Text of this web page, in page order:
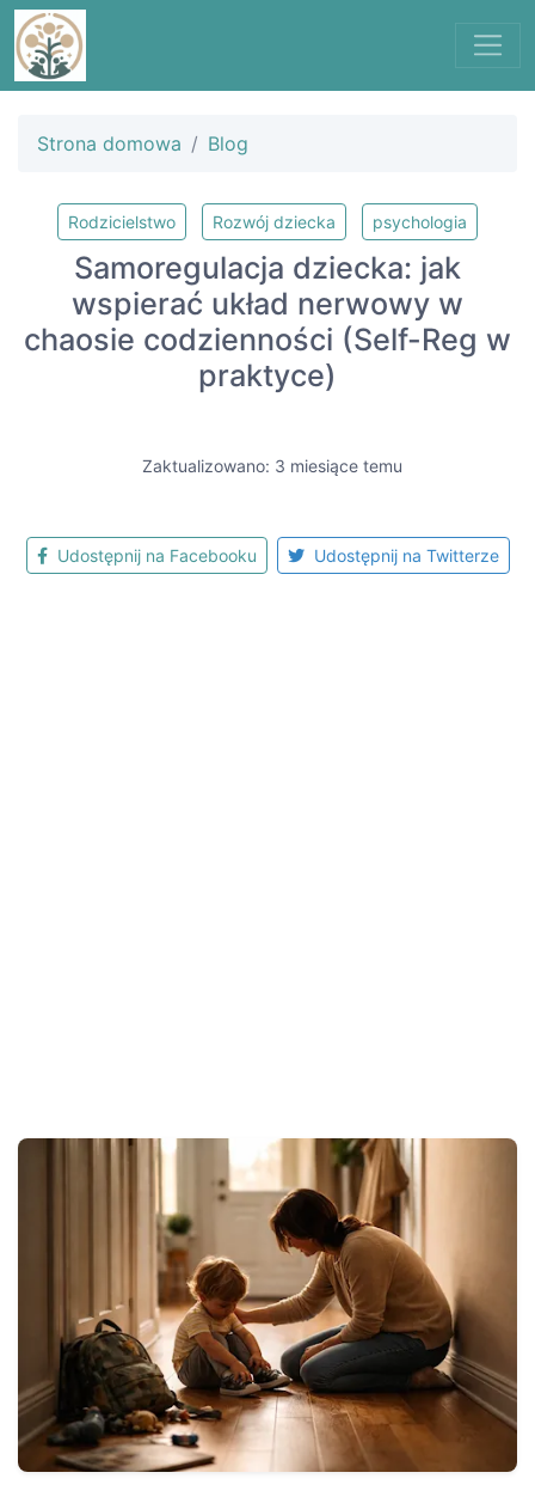
Strona domowa Blog
Rodzicielstwo Rozwój dziecka psychologia
Samoregulacja dziecka: jak
wspierać układ nerwowy w
chaosie codzienności (Self-Reg w
praktyce)
Zaktualizowano: 3 miesiące temu
Udostępnij na Facebooku Udostępnij na Twitterze